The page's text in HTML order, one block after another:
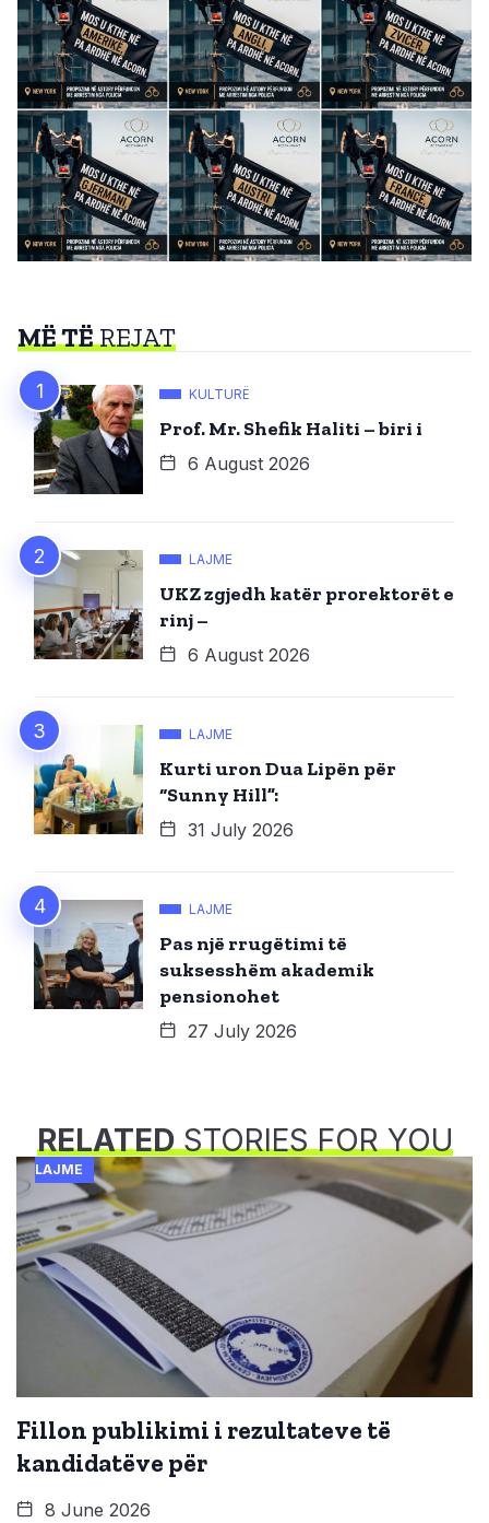
MË TËREJAT
KULTURË
Prof. Mr. Shefik Haliti – biri i
6 August 2026
LAJME
UKZ zgjedh katër prorektorët e
rinj –
6 August 2026
LAJME
Kurti uron Dua Lipën për
“Sunny Hill”:
31 July 2026
LAJME
Pas një rrugëtimi të
suksesshëm akademik
pensionohet
27 July 2026
RELATEDSTORIES FOR YOU
LAJME
Fillon publikimi i rezultateve të
kandidatëve për
8 June 2026